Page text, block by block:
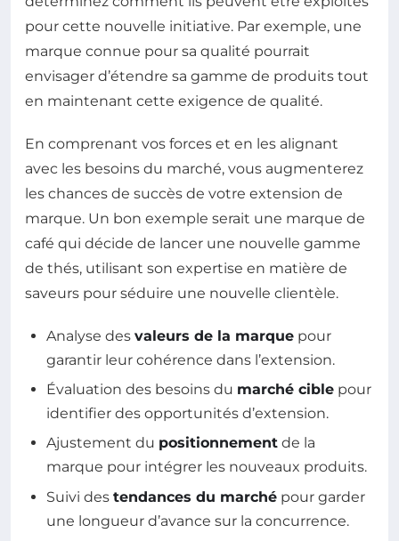
pour cette nouvelle initiative. Par exemple, une
marque connue pour sa qualité pourrait
envisager d’étendre sa gamme de produits tout
en maintenant cette exigence de qualité.
En comprenant vos forces et en les alignant
avec les besoins du marché, vous augmenterez
les chances de succès de votre extension de
marque. Un bon exemple serait une marque de
café qui décide de lancer une nouvelle gamme
de thés, utilisant son expertise en matière de
saveurs pour séduire une nouvelle clientèle.
Analyse des valeurs de la marque pour
garantir leur cohérence dans l’extension.
Évaluation des besoins du marché cible pour
identifier des opportunités d’extension.
Ajustement du positionnement de la
marque pour intégrer les nouveaux produits.
Suivi des tendances du marché pour garder
une longueur d’avance sur la concurrence.